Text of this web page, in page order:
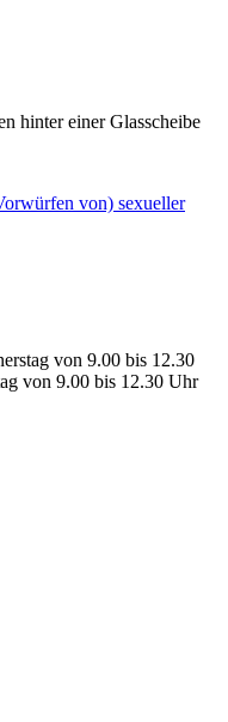
von) sexueller
von 9.00 bis 12.30
von 9.00 bis 12.30 Uhr